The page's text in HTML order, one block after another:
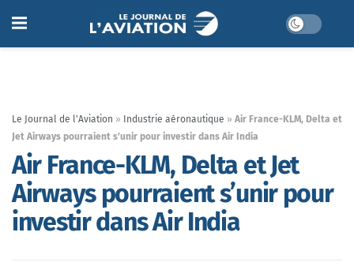
Le Journal de l'Aviation » Industrie aéronautique » Air France-KLM, Delta et
Jet Airways pourraient s’unir pour investir dans Air India
Air France-KLM, Delta et Jet
Airways pourraient s’unir pour
investir dans Air India